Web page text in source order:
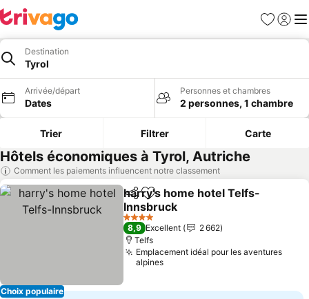
Favoris
Se
Destination
Tyrol
Arrivée/départ
Dates
Personnes et chambres
2 personnes, 1 chambre
Trier Filtrer Carte
Hôtels économiques à Tyrol, Autriche
Comment les paiements influencent notre classement
Choix populaire
PartagerAjouter à mes favoris
harry's home hotel Telfs-
Innsbruck
Consulter les prix
4 Étoiles
8,9 Excellent
2 662
Telfs
Emplacement idéal pour les aventures
alpines